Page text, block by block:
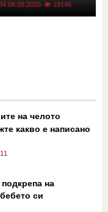
08.08.2026 19146
на челото
какво е написано
на
си